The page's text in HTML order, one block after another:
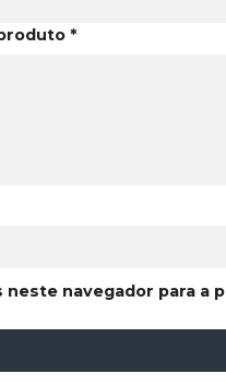
*
neste navegador para a